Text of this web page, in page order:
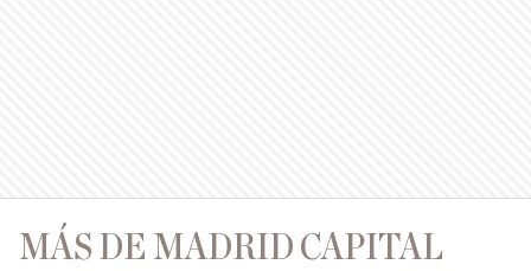
MÁS DE MADRID CAPITAL